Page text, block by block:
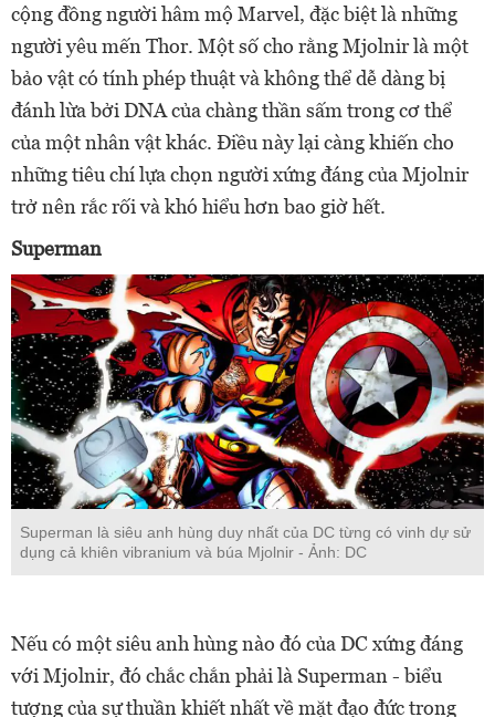
cộng đồng người hâm mộ Marvel, đặc biệt là những
người yêu mến Thor. Một số cho rằng Mjolnir là một
bảo vật có tính phép thuật và không thể dễ dàng bị
đánh lừa bởi DNA của chàng thần sấm trong cơ thể
của một nhân vật khác. Điều này lại càng khiến cho
những tiêu chí lựa chọn người xứng đáng của Mjolnir
trở nên rắc rối và khó hiểu hơn bao giờ hết.
Superman
Superman là siêu anh hùng duy nhất của DC từng có vinh dự sử
dụng cả khiên vibranium và búa Mjolnir - Ảnh: DC
Nếu có một siêu anh hùng nào đó của DC xứng đáng
với Mjolnir, đó chắc chắn phải là Superman - biểu
tượng của sự thuần khiết nhất về mặt đạo đức trong